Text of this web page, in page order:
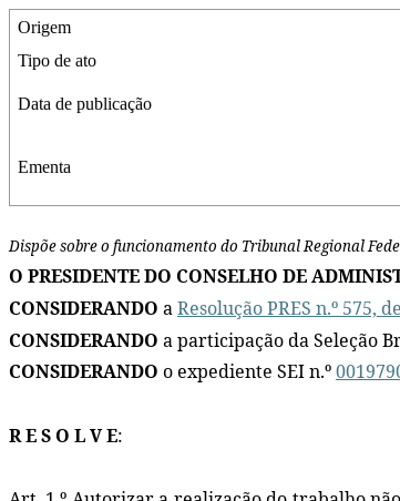
Origem
Tipo de ato
Data de publicação
Ementa
Dispõe sobre o funcionamento do Tribunal Regional
O PRESIDENTE DO CONSELHO DE
CONSIDERANDO aResolução PRES n.º 575,
CONSIDERANDO a participação da Seleção
CONSIDERANDO o expediente SEI n.º
R E S O L V E: